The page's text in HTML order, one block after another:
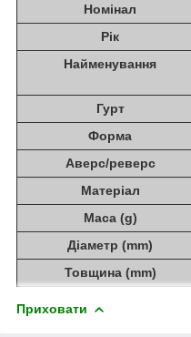
Номінал
Рік
Найменування
Гурт
Форма
Аверс/реверс
Матеріал
Маса (g)
Діаметр (mm)
Товщина (mm)
Приховати